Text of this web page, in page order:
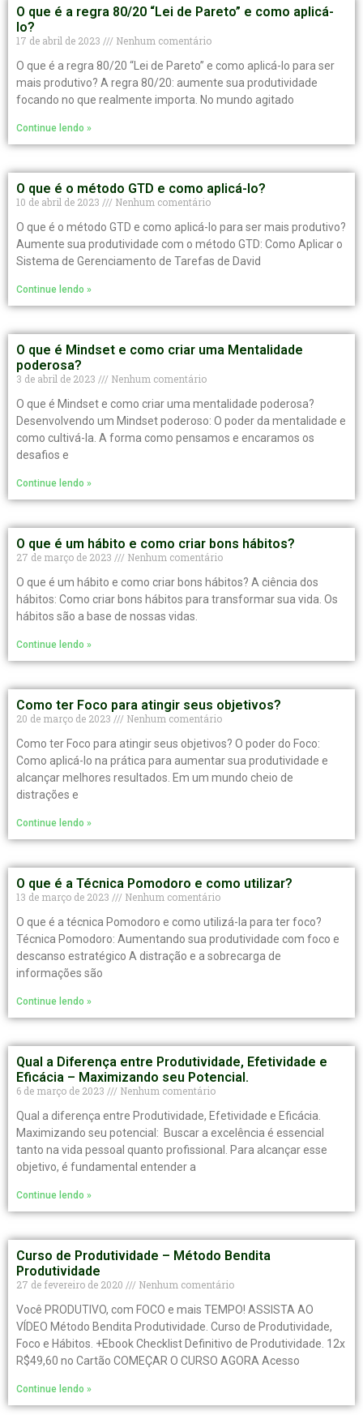
O que é a regra 80/20 “Lei de Pareto” e como aplicá-
lo?
17 de abril de 2023
Nenhum comentário
O que é a regra 80/20 “Lei de Pareto” e como aplicá-lo para ser
mais produtivo? A regra 80/20: aumente sua produtividade
focando no que realmente importa. No mundo agitado
Continue lendo »
O que é o método GTD e como aplicá-lo?
10 de abril de 2023
Nenhum comentário
O que é o método GTD e como aplicá-lo para ser mais produtivo?
Aumente sua produtividade com o método GTD: Como Aplicar o
Sistema de Gerenciamento de Tarefas de David
Continue lendo »
O que é Mindset e como criar uma Mentalidade
poderosa?
3 de abril de 2023
Nenhum comentário
O que é Mindset e como criar uma mentalidade poderosa?
Desenvolvendo um Mindset poderoso: O poder da mentalidade e
como cultivá-la. A forma como pensamos e encaramos os
desafios e
Continue lendo »
O que é um hábito e como criar bons hábitos?
27 de março de 2023
Nenhum comentário
O que é um hábito e como criar bons hábitos? A ciência dos
hábitos: Como criar bons hábitos para transformar sua vida. Os
hábitos são a base de nossas vidas.
Continue lendo »
Como ter Foco para atingir seus objetivos?
20 de março de 2023
Nenhum comentário
Como ter Foco para atingir seus objetivos? O poder do Foco:
Como aplicá-lo na prática para aumentar sua produtividade e
alcançar melhores resultados. Em um mundo cheio de
distrações e
Continue lendo »
O que é a Técnica Pomodoro e como utilizar?
13 de março de 2023
Nenhum comentário
O que é a técnica Pomodoro e como utilizá-la para ter foco?
Técnica Pomodoro: Aumentando sua produtividade com foco e
descanso estratégico A distração e a sobrecarga de
informações são
Continue lendo »
Qual a Diferença entre Produtividade, Efetividade e
Eficácia – Maximizando seu Potencial.
6 de março de 2023
Nenhum comentário
Qual a diferença entre Produtividade, Efetividade e Eficácia.
Maximizando seu potencial: Buscar a excelência é essencial
tanto na vida pessoal quanto profissional. Para alcançar esse
objetivo, é fundamental entender a
Continue lendo »
Curso de Produtividade – Método Bendita
Produtividade
27 de fevereiro de 2020
Nenhum comentário
Você PRODUTIVO, com FOCO e mais TEMPO! ASSISTA AO
VÍDEO Método Bendita Produtividade. Curso de Produtividade,
Foco e Hábitos. +Ebook Checklist Definitivo de Produtividade. 12x
R$49,60 no Cartão COMEÇAR O CURSO AGORA Acesso
Continue lendo »